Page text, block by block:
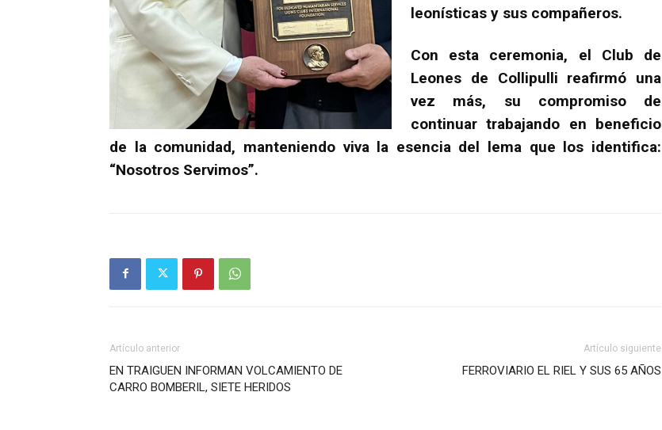
leonísticas y sus compañeros.
Con esta ceremonia, el Club de
Leones de Collipulli reafirmó una
vez más, su compromiso de
continuar trabajando en beneficio
de la comunidad, manteniendo viva la esencia del lema que los identifica:
“Nosotros Servimos”.
Artículo anterior
EN TRAIGUEN INFORMAN VOLCAMIENTO DE
CARRO BOMBERIL, SIETE HERIDOS
Artículo siguiente
FERROVIARIO EL RIEL Y SUS 65 AÑOS